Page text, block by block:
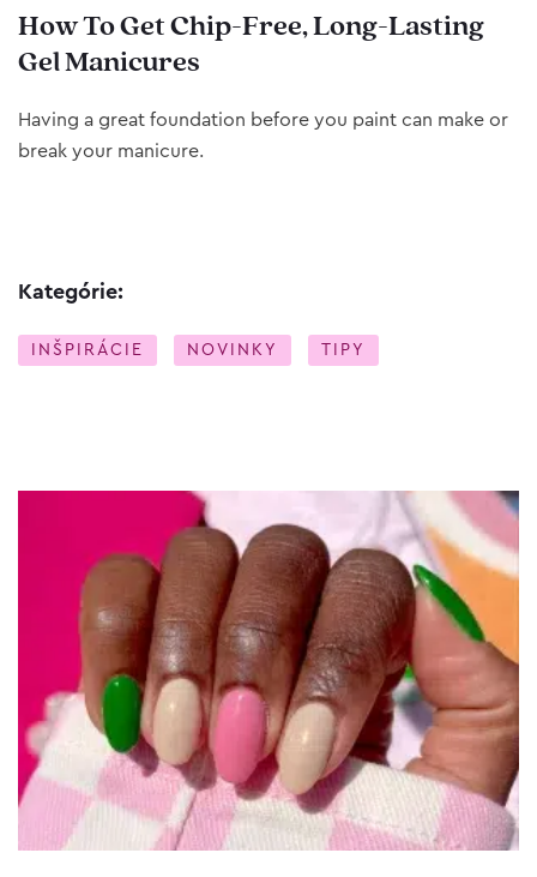
How To Get Chip-Free, Long-Lasting
Gel Manicures
Having a great foundation before you paint can make or
break your manicure.
Kategórie:
INŠPIRÁCIE NOVINKY TIPY